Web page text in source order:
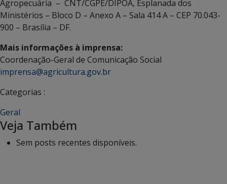
Agropecuária – CNT/CGPE/DIPOA, Esplanada dos
Ministérios – Bloco D – Anexo A – Sala 414 A – CEP 70.043-
900 – Brasília – DF.
Mais informações à imprensa:
Coordenação-Geral de Comunicação Social
imprensa@agricultura.gov.br
Categorias :
Geral
Veja Também
Sem posts recentes disponíveis.